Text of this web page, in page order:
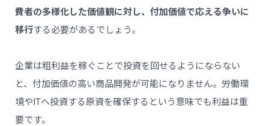
費者の多様化した価値観に対し、付加価値で応える争いに
移行する必要があるでしょう。
企業は粗利益を稼ぐことで投資を回せるようにならない
と、付加価値の高い商品開発が可能になりません。労働環
境やITへ投資する原資を確保するという意味でも利益は重
要です。